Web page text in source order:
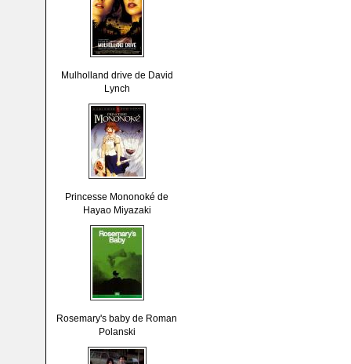
Mulholland drive de David
Lynch
Princesse Mononoké de
Hayao Miyazaki
Rosemary's baby de Roman
Polanski